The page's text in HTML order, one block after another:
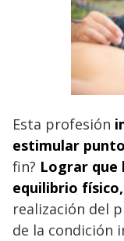
Esta profesión
estimular
fin? Lograr que
equilibrio
realización del
de la condición